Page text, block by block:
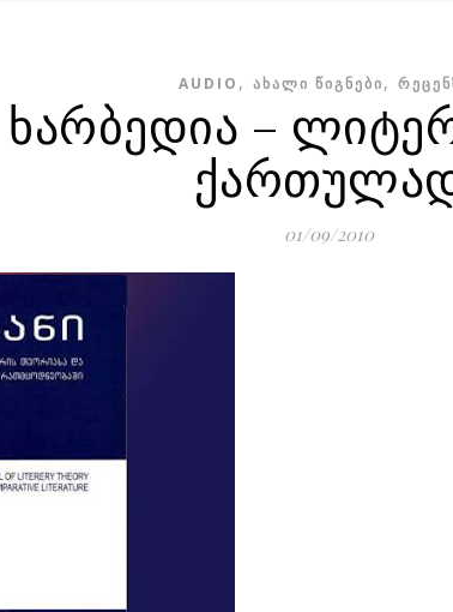
AUDIO , ᲐᲮᲐᲚᲘ ᲬᲘᲒᲜᲔᲑᲘ,
–
01/09/2010